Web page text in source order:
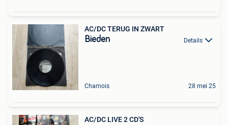
AC/DC TERUG IN ZWART
Bieden Details
Charnois 28 mei 25
AC/DC LIVE 2 CD'S